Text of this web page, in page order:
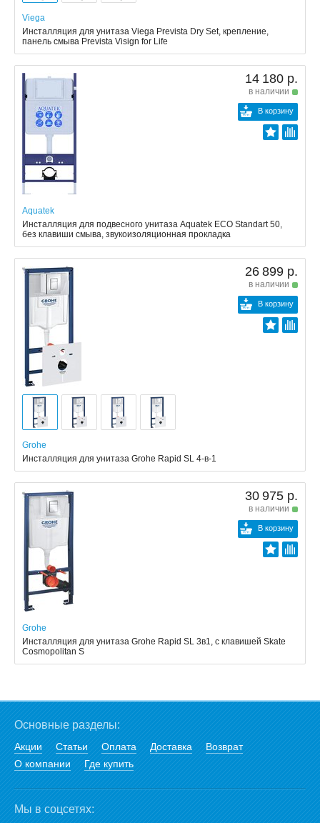
Viega
Инсталляция для унитаза Viega Prevista Dry Set, крепление,
панель смыва Prevista Visign for Life
14 180 р.
в наличии
В корзину
Aquatek
Инсталляция для подвесного унитаза Aquatek ECO Standart 50,
без клавиши смыва, звукоизоляционная прокладка
26 899 р.
в наличии
В корзину
Grohe
Инсталляция для унитаза Grohe Rapid SL 4-в-1
30 975 р.
в наличии
В корзину
Grohe
Инсталляция для унитаза Grohe Rapid SL 3в1, с клавишей Skate
Cosmopolitan S
Основные разделы:
Акции Статьи Оплата Доставка
Возврат
О компании
Где купить
Мы в соцсетях: